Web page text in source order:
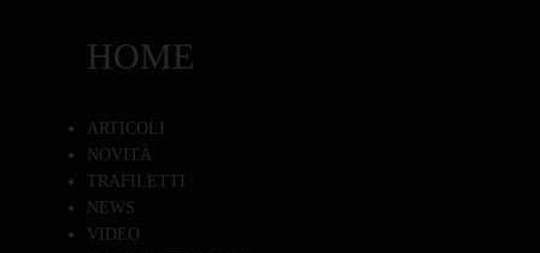
HOME
ARTICOLI
NOVITÀ
TRAFILETTI
NEWS
VIDEO